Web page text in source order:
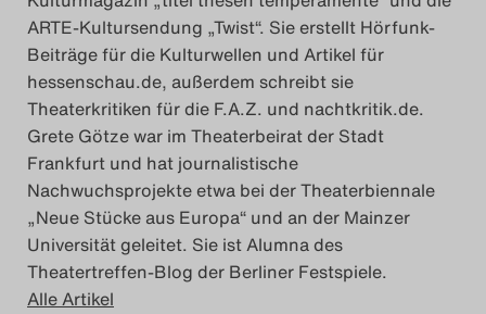
ARTE-Kultursendung „Twist“. Sie erstellt Hörfunk-
Beiträge für die Kulturwellen und Artikel für
hessenschau.de, außerdem schreibt sie
Theaterkritiken für die F.A.Z. und nachtkritik.de.
Grete Götze war im Theaterbeirat der Stadt
Frankfurt und hat journalistische
Nachwuchsprojekte etwa bei der Theaterbiennale
„Neue Stücke aus Europa“ und an der Mainzer
Universität geleitet. Sie ist Alumna des
Theatertreffen-Blog der Berliner Festspiele.
Alle Artikel